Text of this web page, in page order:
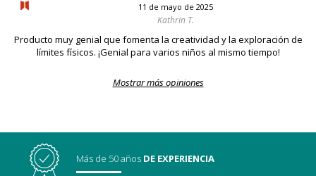
11 de mayo de 2025
Kathrin T.
Producto muy genial que fomenta la creatividad y la exploración de
límites físicos. ¡Genial para varios niños al mismo tiempo!
Mostrar más opiniones
Más de 50 años DE EXPERIENCIA